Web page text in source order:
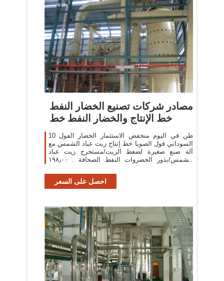
مصادر شركات تصنيع الخضار النفط
خط الإنتاج والخضار النفط خط
10 طن في اليوم منخفض الاستثمار الخضار الفول
السوداني فول الصويا خط إنتاج زيت عباد الشمس مع
آلة صنع صغيرة لضغط الزيت/مستخرج زيت عباد
الشمس/بذور الخضروات النفط الصحافة . ١٩٨٫٠٠
87.7%
احصل على السعر